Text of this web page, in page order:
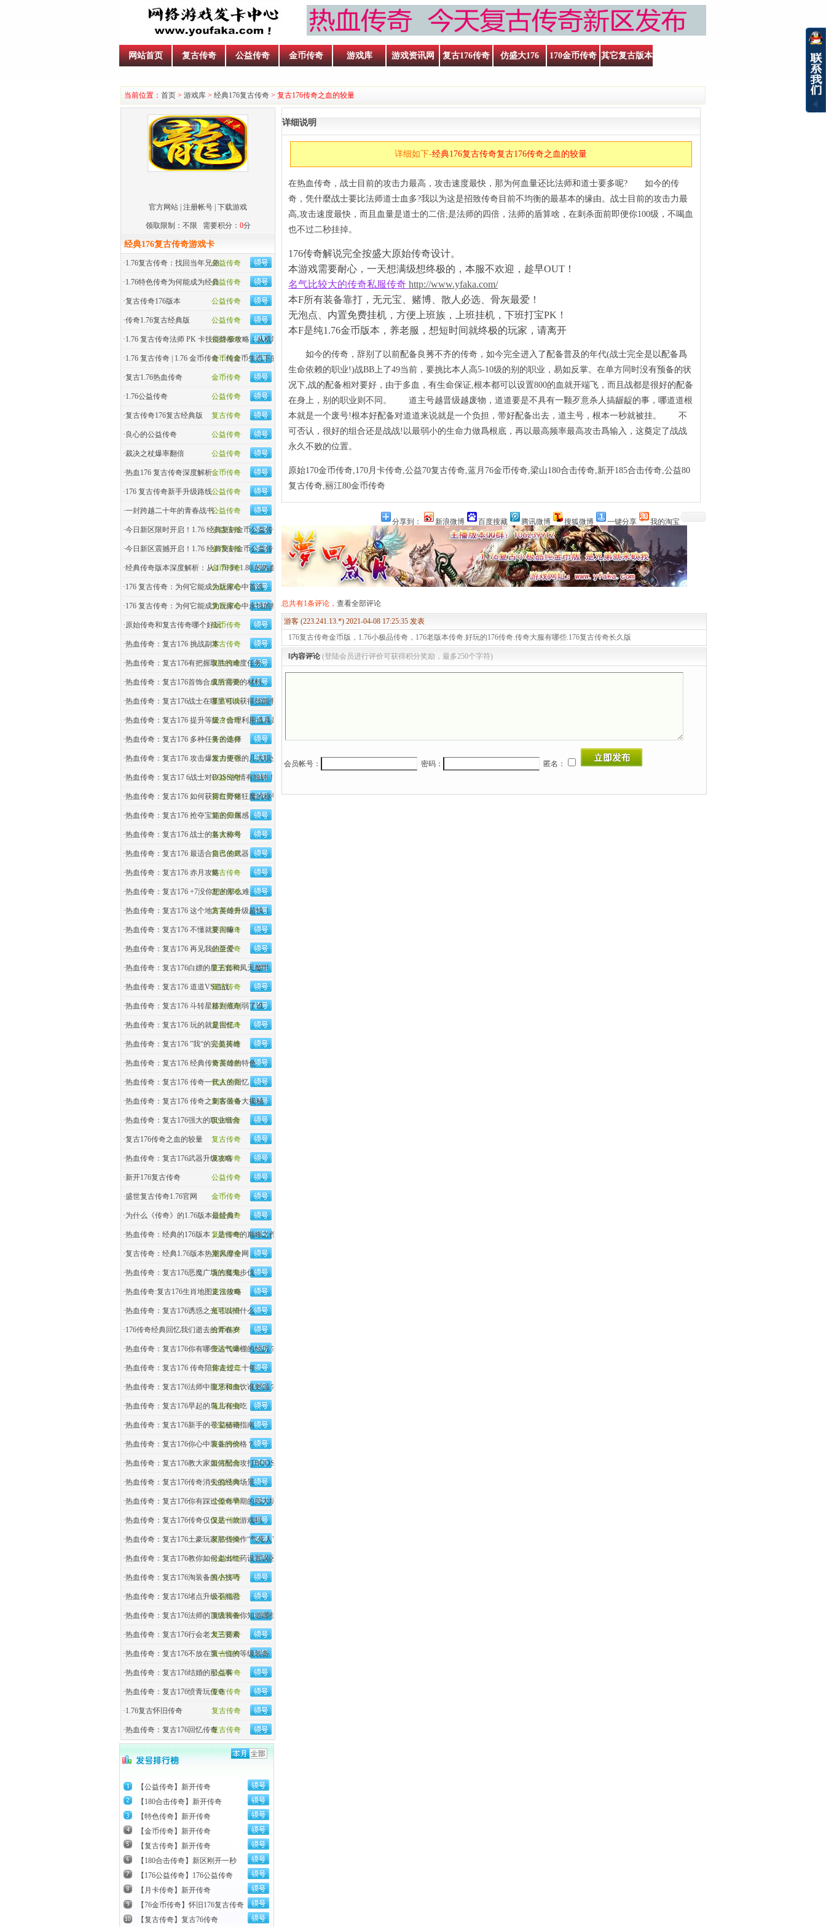
网站首页 复古传奇 公益传奇 金币传奇 游戏库 游戏资讯网 复古176传奇 仿盛大176 170金币传奇 其它复古版本
当前位置： 首页 > 游戏库 > 经典176复古传奇 > 复古176传奇之血的较量
官方网站 注册帐号 下载游戏
领取限制：不限 需要积分： 0分
经典176复古传奇游戏卡
公益传奇
·1.76复古传奇：找回当年兄弟
公益传奇
·1.76特色传奇为何能成为经典
公益传奇
·复古传奇176版本
公益传奇
·传奇1.76复古经典版
公益传奇
·1.76 复古传奇法师 PK 卡技能终极攻略：从机制到实战
金币传奇
·1.76 复古传奇 | 1.76 金币传奇：纯金币生态下的玛法�
金币传奇
·复古1.76热血传奇
公益传奇
·1.76公益传奇
复古传奇
·复古传奇176复古经典版
公益传奇
· 良心的公益传奇
公益传奇
·裁决之杖爆率翻倍
金币传奇
·热血176 复古传奇深度解析
公益传奇
·176 复古传奇新手升级路线
公益传奇
·一封跨越二十年的青春战书
公益传奇
·今日新区限时开启！1.76 经典复刻金币公益传奇
金币传奇
·今日新区震撼开启！1.76 经典复刻金币公益传奇，零氪�
金币传奇
·经典传奇版本深度解析：从 1.70 到 1.80 的热血变迁
公益传奇
·176 复古传奇：为何它能成为玩家心中首选
复古传奇
·176 复古传奇：为何它能成为玩家心中永恒的经典？
金币传奇
·原始传奇和复古传奇哪个好玩
复古传奇
·热血传奇：复古176 挑战副本
复古传奇
·热血传奇：复古176有把握取胜的难度任务
复古传奇
·热血传奇：复古176首饰合成所需要的材料
复古传奇
·热血传奇：复古176战士在哪里可以获得技能书
复古传奇
·热血传奇：复古176 提升等级？合理利用道具是关键
复古传奇
·热血传奇：复古176 多种任务的选择
复古传奇
·热血传奇：复古176 攻击爆发力更强的几大职业
公益传奇
·热血传奇：复古17 6战士对BOSS的情有独钟！
复古传奇
·热血传奇：复古176 如何获得红野猪狂魔的称号？
复古传奇
·热血传奇：复古176 抢夺宝箱的归属感
复古传奇
·热血传奇：复古176 战士的各大称号
复古传奇
·热血传奇：复古176 最适合自己的武器
复古传奇
·热血传奇：复古176 赤月攻略
复古传奇
·热血传奇：复古176 +7没你想的那么难
复古传奇
·热血传奇：复古176 这个地方英雄升级超快！
复古传奇
·热血传奇：复古176 不懂就要问嘛！
公益传奇
·热血传奇：复古176 再见我的至爱
复古传奇
·热血传奇：复古176白嫖的星王套和凤天魔甲
复古传奇
·热血传奇：复古176 道道VS道战
复古传奇
·热血传奇：复古176 斗转星移到底削弱了谁
复古传奇
·热血传奇：复古176 玩的就是回忆！
公益传奇
·热血传奇：复古176 ”我“的完美英雄
复古传奇
·热血传奇：复古176 经典传奇英雄的特色
复古传奇
·热血传奇：复古176 传奇一代人的回忆
复古传奇
·热血传奇：复古176 传奇之刺客装备大揭秘
复古传奇
·热血传奇：复古176强大的职业组合
复古传奇
·复古176传奇之血的较量
复古传奇
·热血传奇：复古176武器升级攻略
公益传奇
·新开176复古传奇
金币传奇
·盛世复古传奇1.76官网
公益传奇
·为什么《传奇》的1.76版本最经典?
复古传奇
·热血传奇：经典的176版本，是传奇的巅峰之作吗？
复古传奇
·复古传奇：经典1.76版本热潮风靡全网
复古传奇
·热血传奇：复古176恶魔广场的魔鬼步伐
复古传奇
·热血传奇:复古176生肖地图走法攻略
复古传奇
·热血传奇：复古176诱惑之光可以招什么
金币传奇
·176传奇经典回忆我们逝去的青春岁
复古传奇
·热血传奇：复古176你有哪些运气爆棚的经历？
复古传奇
·热血传奇：复古176 传奇陪你走过二十年
复古传奇
·热血传奇：复古176法师中龍牙和血饮谁更强？
复古传奇
·热血传奇：复古176早起的鸟儿有虫吃
公益传奇
·热血传奇：复古176新手的寻宝秘籍指南
复古传奇
·热血传奇：复古176你心中装备的价格？
复古传奇
·热血传奇：复古176教大家如何配合攻打BOOS
公益传奇
·热血传奇：复古176传奇消失的经典场景
公益传奇
·热血传奇：复古176你有踩过传奇早期的四大坑吗？
复古传奇
·热血传奇：复古176传奇仅仅是一款游戏吗
复古传奇
·热血传奇：复古176土豪玩家那些操作“气死人"
公益传奇
·热血传奇：复古176教你如何走出红药设置误区
复古传奇
·热血传奇：复古176淘装备的小技巧
公益传奇
·热血传奇：复古176堵点升级不能忍
复古传奇
·热血传奇：复古176法师的顶级装备你知道哪些
复古传奇
·热血传奇：复古176行会老大三要素
复古传奇
·热血传奇：复古176不放在第一位的等级装备
公益传奇
·热血传奇：复古176结婚的那点事
复古传奇
·热血传奇：复古176愤青玩传奇
复古传奇
·1.76复古怀旧传奇
复古传奇
·热血传奇：复古176回忆传奇
【公益传奇】新开传奇
【180合击传奇】新开传奇
【特色传奇】新开传奇
【金币传奇】新开传奇
【复古传奇】新开传奇
【180合击传奇】新区刚开一秒
【176公益传奇】176公益传奇
【月卡传奇】新开传奇
【76金币传奇】怀旧176复古传奇
【复古传奇】复古76传奇
详细说明
详细如下-经典176复古传奇复古176传奇之血的较量
在热血传奇，战士目前的攻击力最高，攻击速度最快，那为何血量还比法师和道士要多呢? 如今的传
奇，凭什麼战士要比法师道士血多?我以为这是招致传奇目前不均衡的最基本的缘由。战士目前的攻击力最
高,攻击速度最快，而且血量是道士的二倍;是法师的四倍，法师的盾算啥，在刺杀面前即便你100级，不喝血
也不过二秒挂掉。
176传奇解说完全按盛大原始传奇设计。
本游戏需要耐心，一天想满级想终极的，本服不欢迎，趁早OUT！
名气比较大的传奇私服传奇 http://www.yfaka.com/
本F所有装备靠打，无元宝、赌博、散人必选、骨灰最爱！
无泡点、内置免费挂机，方便上班族，上班挂机，下班打宝PK！
本F是纯1.76金币版本，养老服，想短时间就终极的玩家，请离开
如今的传奇，辞别了以前配备良莠不齐的传奇，如今完全进入了配备普及的年代(战士完全是以配备爲
生命依赖的职业!)战BB上了49当前，要挑比本人高5-10级的别的职业，易如反掌。在单方同时没有预备的状
况下,战的配备相对要好，由于多血，有生命保证,根本都可以设置800的血就开端飞，而且战都是很好的配备
在身上，别的职业则不同。 道主号越晋级越废物，道道要是不具有一颗歹意杀人搞龌龊的事，哪道道根
本就是一个废号!根本好配备对道道来说就是一个负担，带好配备出去，道主号，根本一秒就被挂。 不
可否认，很好的组合还是战战!以最弱小的生命力做爲根底，再以最高频率最高攻击爲输入，这奠定了战战
永久不败的位置。
原始170金币传奇,170月卡传奇,公益70复古传奇,蓝月76金币传奇,梁山180合击传奇,新开185合击传奇,公益80
复古传奇,丽江80金币传奇
分享到： 新浪微博 百度搜藏 腾讯微博 搜狐微博 一键分享 我的淘宝
总共有1条评论， 查看全部评论
游客 (223.241.13.*) 2021-04-08 17:25:35 发表
176复古传奇金币版，1.76小极品传奇，176老版本传奇.好玩的176传奇.传奇大服有哪些.176复古传奇长久版
‖内容评论 (登陆会员进行评价可获得积分奖励，最多250个字符)
会员帐号： 密码： 匿名：